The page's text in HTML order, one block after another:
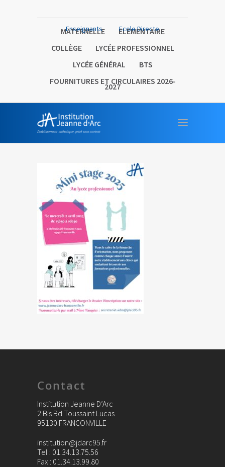
MATERNELLE
ELEMENTAIRE
COLLÈGE
LYCÉE PROFESSIONNEL
LYCÉE GÉNÉRAL
BTS
FOURNITURES ET CIRCULAIRES 2026-
2027
Enseignants Ecole Directe
Contact
Institution Jeanne D’Arc
2 Bis Bd Toussaint Lucas
95130 FRANCONVILLE
institution@jdarc95.fr
Tel : 01.34.13.75.56
Fax : 01.34.13.99.80